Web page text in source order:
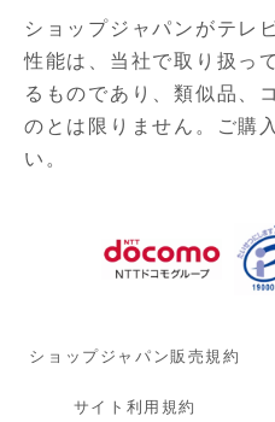
ショップジャパンがテレ
性能は、当社で取り扱っ
るものであり、類似品、
のとは限りません。ご購
い。
ショップジャパン販売規約
サイト利用規約